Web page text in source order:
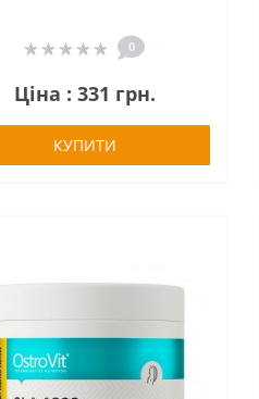
0
Ціна : 331 грн.
КУПИТИ